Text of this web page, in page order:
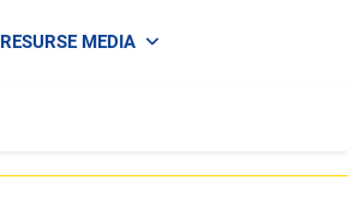
RESURSE MEDIA